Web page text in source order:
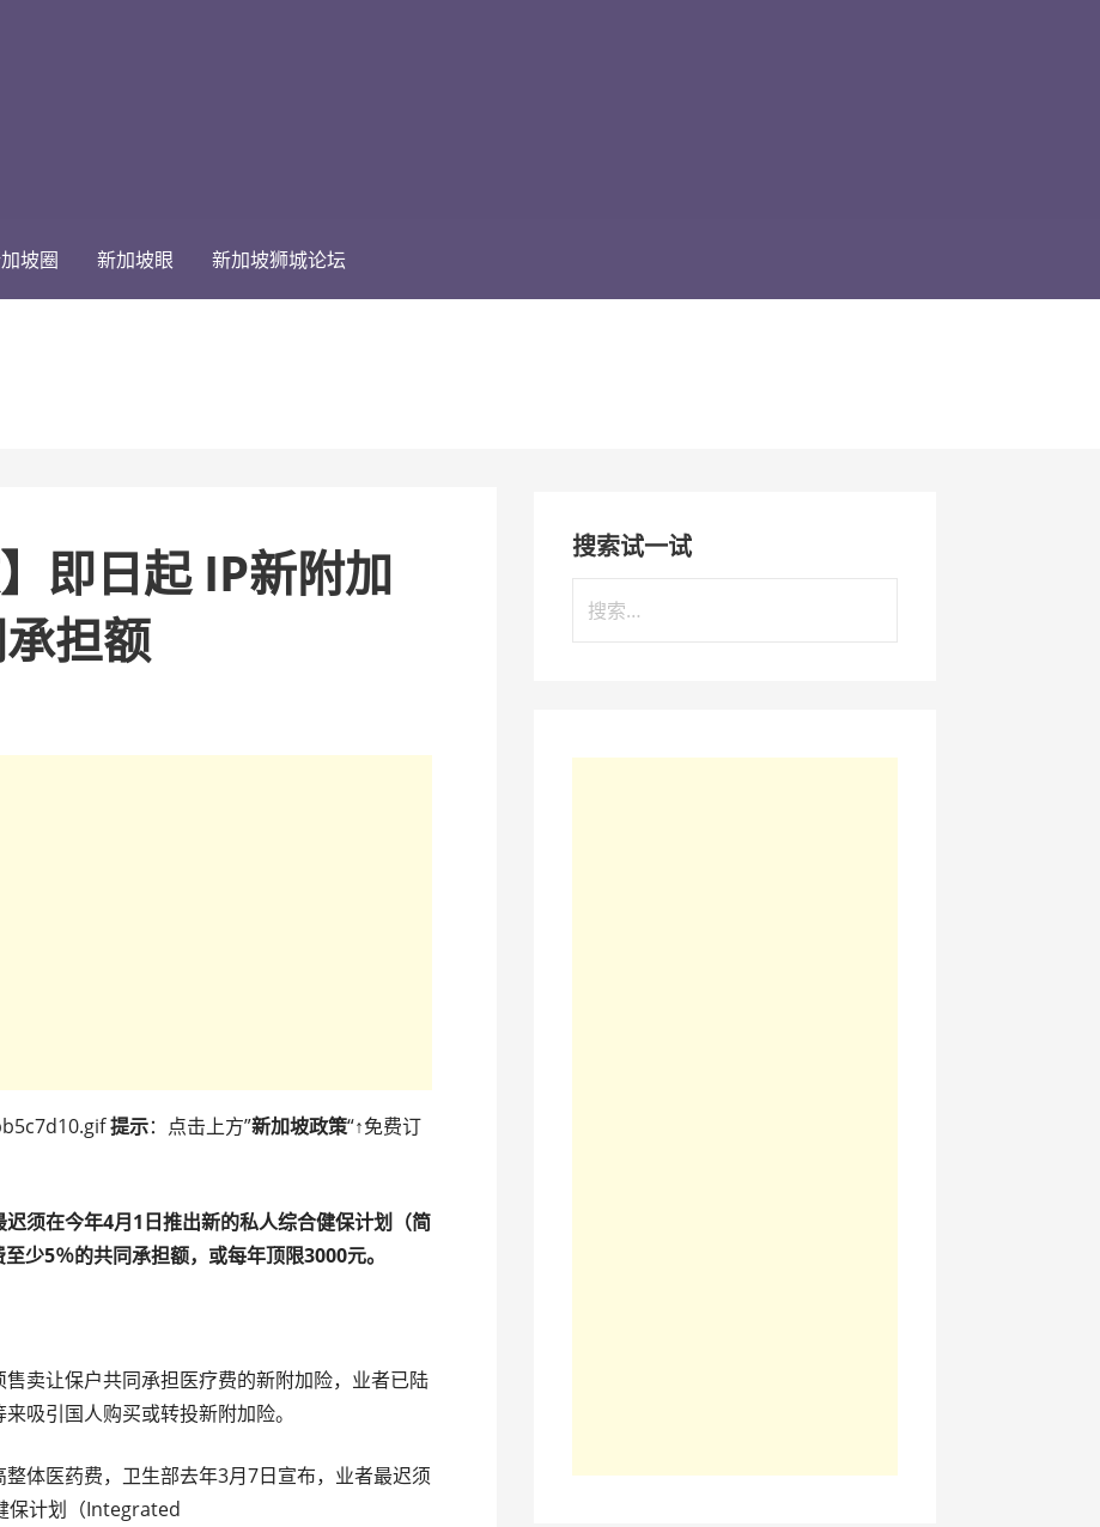
坡圈 新加坡眼 新加坡狮城论坛
即日起 IP新附加
担额
提示：点击上方”新加坡政策“↑免费订
须在今年4月1日推出新的私人综合健保计划（简
少5％的共同承担额，或每年顶限3000元。
卖让保户共同承担医疗费的新附加险，业者已陆
吸引国人购买或转投新附加险。
体医药费，卫生部去年3月7日宣布，业者最迟须
保计划（Integrated
搜索试一试
索